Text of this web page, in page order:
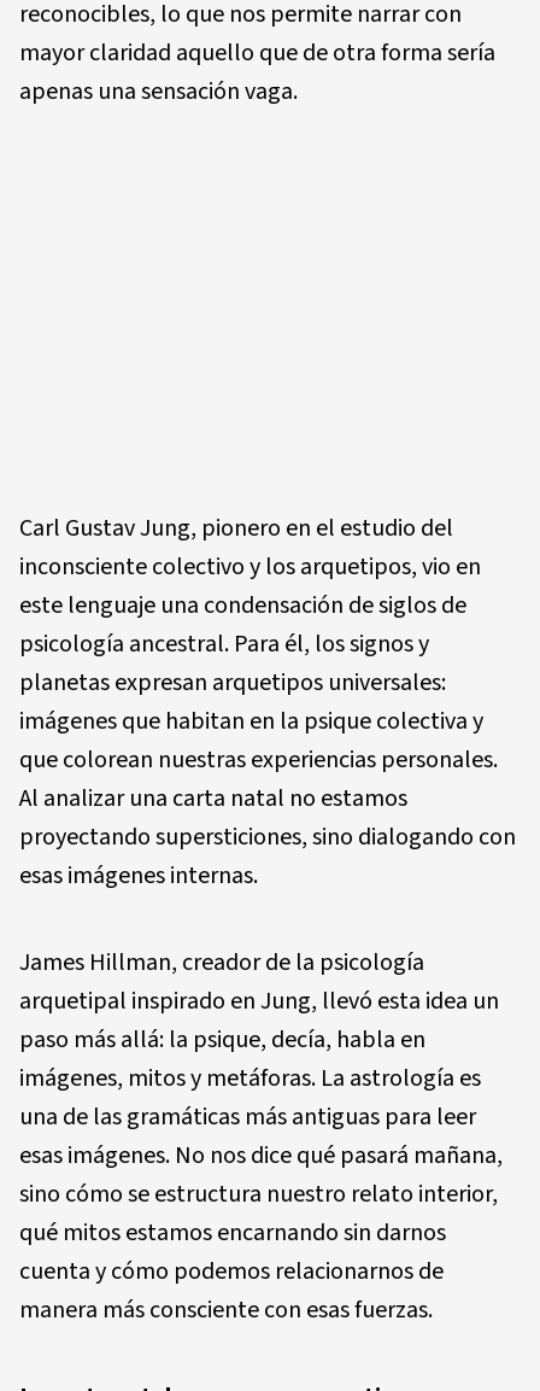
reconocibles, lo que nos permite narrar con
mayor claridad aquello que de otra forma sería
apenas una sensación vaga.
Carl Gustav Jung, pionero en el estudio del
inconsciente colectivo y los arquetipos, vio en
este lenguaje una condensación de siglos de
psicología ancestral. Para él, los signos y
planetas expresan arquetipos universales:
imágenes que habitan en la psique colectiva y
que colorean nuestras experiencias personales.
Al analizar una carta natal no estamos
proyectando supersticiones, sino dialogando con
esas imágenes internas.
James Hillman, creador de la psicología
arquetipal inspirado en Jung, llevó esta idea un
paso más allá: la psique, decía, habla en
imágenes, mitos y metáforas. La astrología es
una de las gramáticas más antiguas para leer
esas imágenes. No nos dice qué pasará mañana,
sino cómo se estructura nuestro relato interior,
qué mitos estamos encarnando sin darnos
cuenta y cómo podemos relacionarnos de
manera más consciente con esas fuerzas.